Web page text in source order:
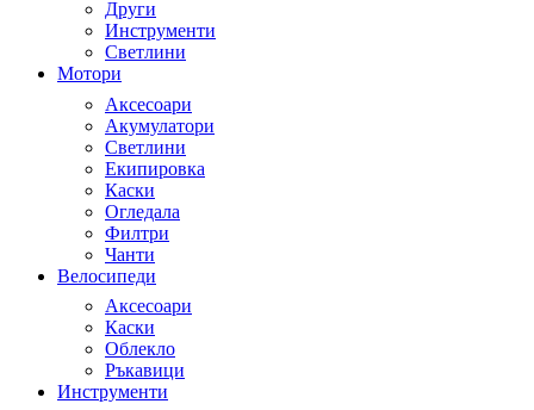
Други
Инструменти
Светлини
Мотори
Аксесоари
Акумулатори
Светлини
Екипировка
Каски
Огледала
Филтри
Чанти
Велосипеди
Аксесоари
Каски
Облекло
Ръкавици
Инструменти